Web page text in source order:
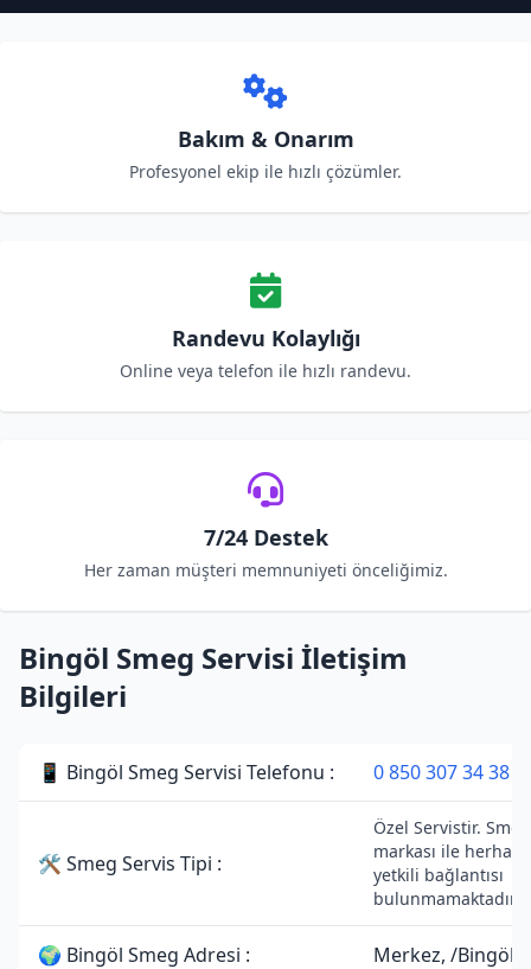
Bakım & Onarım
Profesyonel ekip ile hızlı çözümler.
Randevu Kolaylığı
Online veya telefon ile hızlı randevu.
7/24 Destek
Her zaman müşteri memnuniyeti önceliğimiz.
Bingöl Smeg Servisi İletişim
Bilgileri
📱 Bingöl Smeg Servisi Telefonu : 0 850 307 34 38
🛠 Smeg Servis Tipi :
Özel Servistir. Smeg
markası ile
yetkili bağlantısı
bulunmamaktadır.
🌍 Bingöl Smeg Adresi : Merkez, /Bingöl